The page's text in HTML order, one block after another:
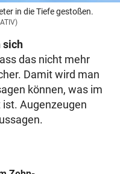
in die Tiefe gestoßen.
sich
das nicht mehr
Damit wird man
können, was im
Augenzeugen